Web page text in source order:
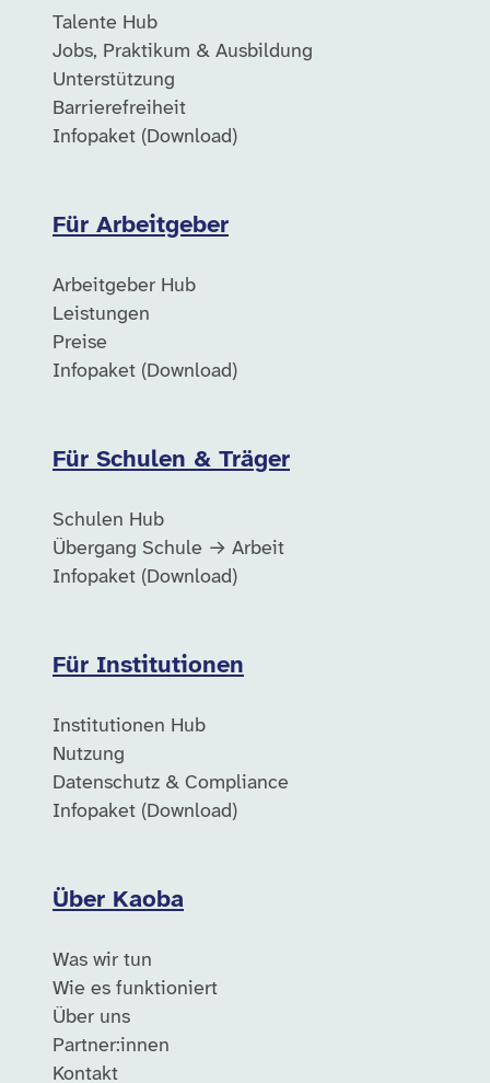
Talente Hub
Jobs, Praktikum & Ausbildung
Unterstützung
Barrierefreiheit
Infopaket (Download)
Für Arbeitgeber
Arbeitgeber Hub
Leistungen
Preise
Infopaket (Download)
Für Schulen & Träger
Schulen Hub
Übergang Schule → Arbeit
Infopaket (Download)
Für Institutionen
Institutionen Hub
Nutzung
Datenschutz & Compliance
Infopaket (Download)
Über Kaoba
Was wir tun
Wie es funktioniert
Über uns
Partner:innen
Kontakt